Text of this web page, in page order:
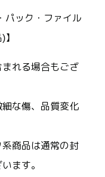
パック・ファイル
れる場合もござ
な傷、品質変化
商品は通常の封
ます。